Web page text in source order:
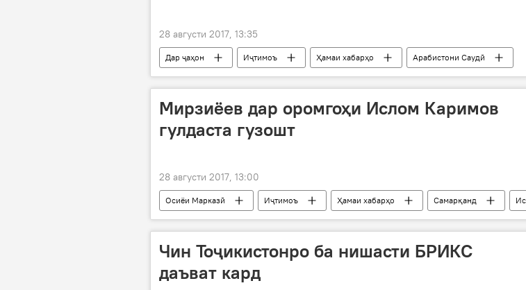
28 августи 2017, 13:35
Дар ҷаҳон Иҷтимоъ Ҳамаи хабарҳо
Арабистони Саудӣ
ҳолатҳои ногувори талоқ
Мирзиёев дар оромгоҳи Ислом Каримов
гулдаста гузошт
28 августи 2017, 13:00
Осиёи Марказӣ Иҷтимоъ Ҳамаи хабарҳо Самарқанд
Шавкат Мирзиёев
зиёрати оромгоҳ гулдаста
Чин Тоҷикистонро ба нишасти БРИКС
даъват кард